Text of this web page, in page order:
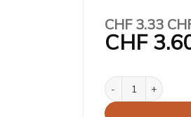
CHF3.33
CHF
quantité de Douille